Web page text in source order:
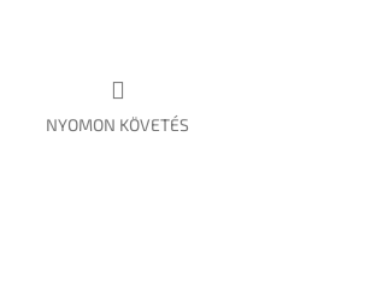
NYOMON KÖVETÉS